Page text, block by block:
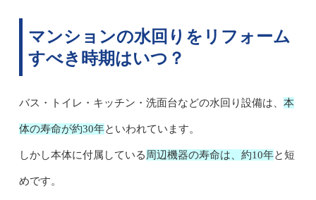
マンションの水回りをリフォーム
すべき時期はいつ？
バス・トイレ・キッチン・洗面台などの水回り設備は、 本
体の寿命が約30年といわれています。
しかし本体に付属している 周辺機器の寿命は、約10年と短
めです。